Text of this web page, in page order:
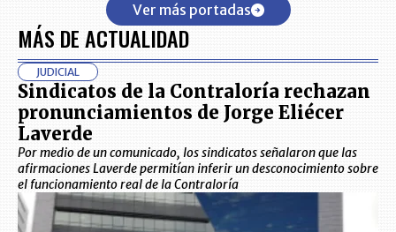
Ver más portadas
MÁS DE ACTUALIDAD
JUDICIAL
Sindicatos de la Contraloría rechazan
pronunciamientos de Jorge Eliécer
Laverde
Por medio de un comunicado, los sindicatos señalaron que las
afirmaciones Laverde permitían inferir un desconocimiento sobre
el funcionamiento real de la Contraloría